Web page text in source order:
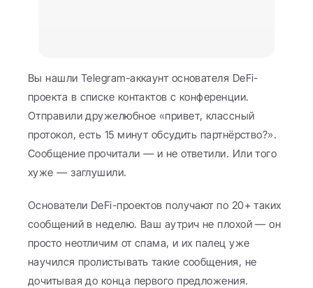
Вы нашли Telegram-аккаунт основателя DeFi-
проекта в списке контактов с конференции.
Отправили дружелюбное «привет, классный
протокол, есть 15 минут обсудить партнёрство?».
Сообщение прочитали — и не ответили. Или того
хуже — заглушили.
Основатели DeFi-проектов получают по 20+ таких
сообщений в неделю. Ваш аутрич не плохой — он
просто неотличим от спама, и их палец уже
научился пролистывать такие сообщения, не
дочитывая до конца первого предложения.